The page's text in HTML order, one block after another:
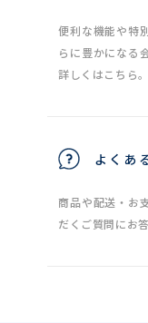
便利な機能や特
らに豊かになる
詳しくはこちら。
よくあ
商品や配送・お
だくご質問にお